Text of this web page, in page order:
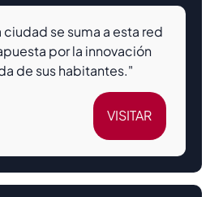
ciudad se suma a esta red
por la innovación
de sus habitantes."
VISITAR